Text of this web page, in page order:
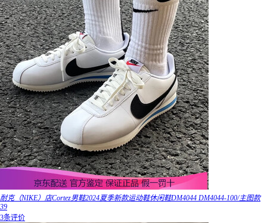
耐克（NIKE）店Cortez男鞋2024夏季新款运动鞋休闲鞋DM4044 DM4044-100/主图款
39
3条评价